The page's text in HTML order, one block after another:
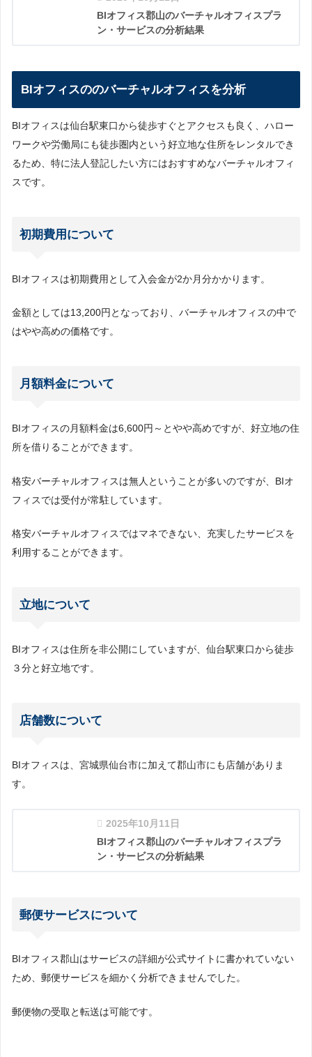
BIオフィス郡山のバーチャルオフィスプラ
ン・サービスの分析結果
BIオフィスののバーチャルオフィスを分析
BIオフィスは仙台駅東口から徒歩すぐとアクセスも良く、ハロー
ワークや労働局にも徒歩圏内という好立地な住所をレンタルでき
るため、特に法人登記したい方にはおすすめなバーチャルオフィ
スです。
初期費用について
BIオフィスは初期費用として入会金が2か月分かかります。
金額としては13,200円となっており、バーチャルオフィスの中で
はやや高めの価格です。
月額料金について
BIオフィスの月額料金は6,600円～とやや高めですが、好立地の住
所を借りることができます。
格安バーチャルオフィスは無人ということが多いのですが、BIオ
フィスでは受付が常駐しています。
格安バーチャルオフィスではマネできない、充実したサービスを
利用することができます。
立地について
BIオフィスは住所を非公開にしていますが、仙台駅東口から徒歩
３分と好立地です。
店舗数について
BIオフィスは、宮城県仙台市に加えて郡山市にも店舗がありま
す。
2025年10月11日
BIオフィス郡山のバーチャルオフィスプラ
ン・サービスの分析結果
郵便サービスについて
BIオフィス郡山はサービスの詳細が公式サイトに書かれていない
ため、郵便サービスを細かく分析できませんでした。
郵便物の受取と転送は可能です。